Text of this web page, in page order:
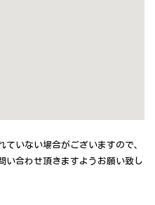
いない場合がございますので、
い合わせ頂きますようお願い致し